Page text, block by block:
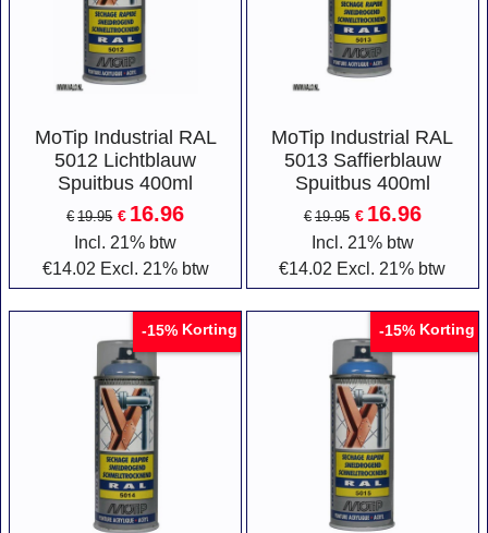
MoTip Industrial RAL
5012 Lichtblauw
Spuitbus 400ml
€ 19.95 € 16.96
Incl. 21% btw
€14.02 Excl. 21% btw
MoTip Industrial RAL
5013 Saffierblauw
Spuitbus 400ml
€ 19.95 € 16.96
Incl. 21% btw
€14.02 Excl. 21% btw
-15% Korting -15% Korting